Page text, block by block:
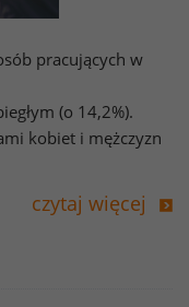
pracujących w
(o 14,2%).
kobiet i mężczyzn
czytaj więcej